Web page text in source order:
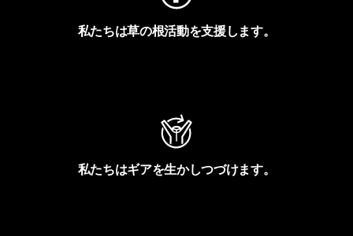
私たちは草の根活動を支援します。
私たちはギアを生かしつづけます。